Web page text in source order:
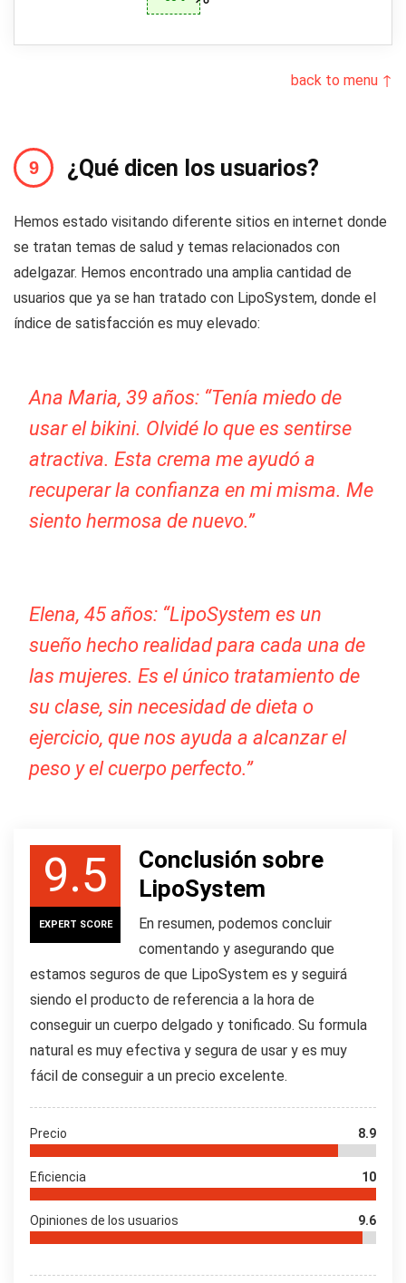
back to menu ↑
¿Qué dicen los usuarios?
Hemos estado visitando diferente sitios en internet donde
se tratan temas de salud y temas relacionados con
adelgazar. Hemos encontrado una amplia cantidad de
usuarios que ya se han tratado con LipoSystem, donde el
índice de satisfacción es muy elevado:
Ana Maria, 39 años: “Tenía miedo de
usar el bikini. Olvidé lo que es sentirse
atractiva. Esta crema me ayudó a
recuperar la confianza en mi misma. Me
siento hermosa de nuevo.”
Elena, 45 años: “LipoSystem es un
sueño hecho realidad para cada una de
las mujeres. Es el único tratamiento de
su clase, sin necesidad de dieta o
ejercicio, que nos ayuda a alcanzar el
peso y el cuerpo perfecto.”
9.5
EXPERT SCORE
Conclusión sobre
LipoSystem
En resumen, podemos concluir
comentando y asegurando que
estamos seguros de que LipoSystem es y seguirá
siendo el producto de referencia a la hora de
conseguir un cuerpo delgado y tonificado. Su formula
natural es muy efectiva y segura de usar y es muy
fácil de conseguir a un precio excelente.
Precio 8.9
Eficiencia 10
Opiniones de los usuarios 9.6